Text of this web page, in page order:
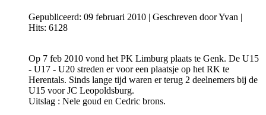
Gepubliceerd: 09 februari 2010 | Geschreven door Yvan |
Hits: 6128
Op 7 feb 2010 vond het PK Limburg plaats te Genk. De U15
- U17 - U20 streden er voor een plaatsje op het RK te
Herentals. Sinds lange tijd waren er terug 2 deelnemers bij de
U15 voor JC Leopoldsburg.
Uitslag : Nele goud en Cedric brons.